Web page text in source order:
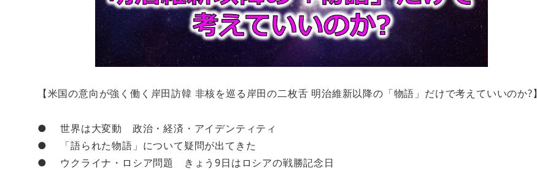
【米国の意向が強く働く岸田訪韓 非核を巡る岸田の二枚舌 明治維新以降の「物語」だけで考えていいのか?】
● 世界は大変動 政治・経済・アイデンティティ
● 「語られた物語」について疑問が出てきた
● ウクライナ・ロシア問題 きょう9日はロシアの戦勝記念日